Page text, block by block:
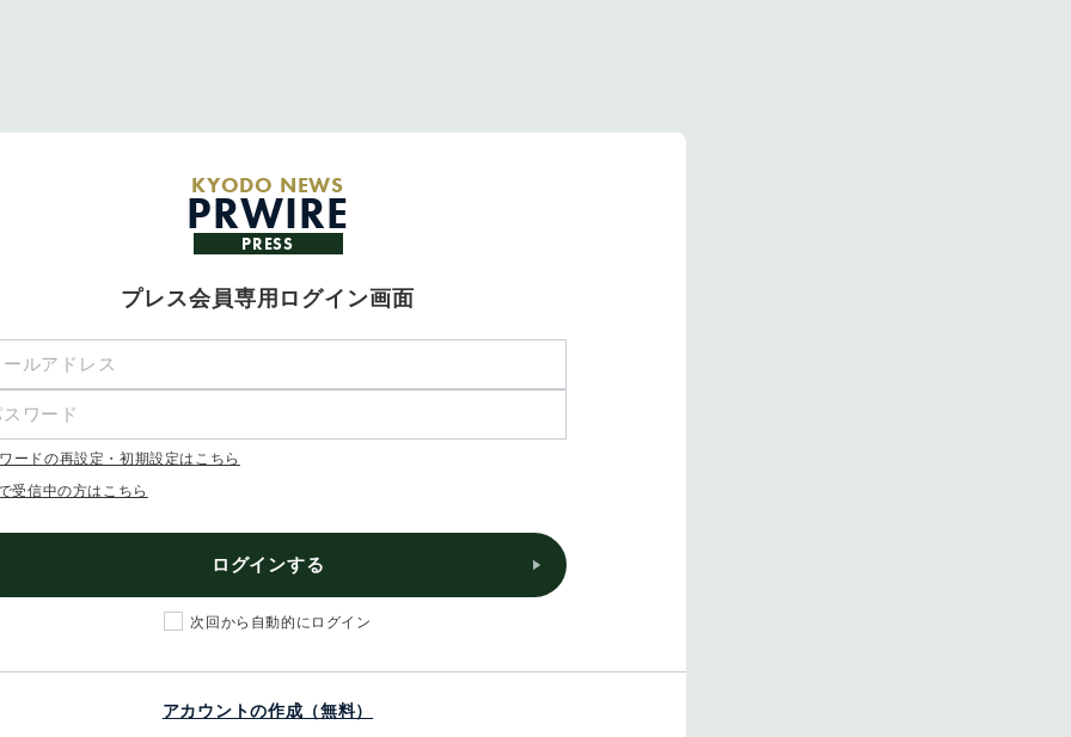
KYODO NEWS
PRWIRE
PRESS
プレス会員専用ログイン画面
ードの再設定・初期設定はこちら
受信中の方はこちら
ログインする
次回から自動的にログイン
アカウントの作成（無料）